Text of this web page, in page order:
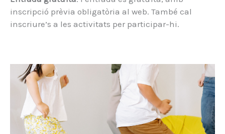
inscripció prèvia obligatòria al web. També cal
inscriure’s a les activitats per participar-hi.